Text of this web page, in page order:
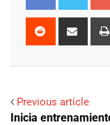
Reddit
Share
Previous article
Inicia